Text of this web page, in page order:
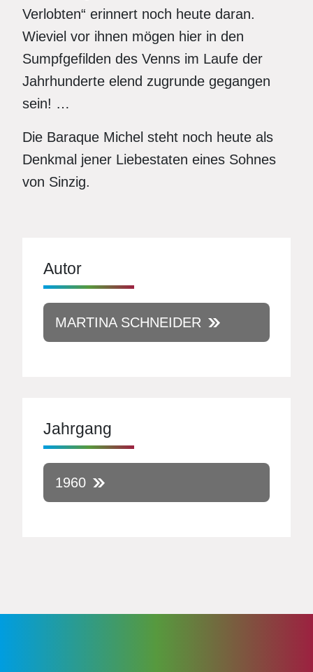
Verlobten“ erinnert noch heute daran.
Wieviel vor ihnen mögen hier in den
Sumpfgefilden des Venns im Laufe der
Jahrhunderte elend zugrunde gegangen
sein! …
Die Baraque Michel steht noch heute als
Denkmal jener Liebestaten eines Sohnes
von Sinzig.
Autor
MARTINA SCHNEIDER
Jahrgang
1960